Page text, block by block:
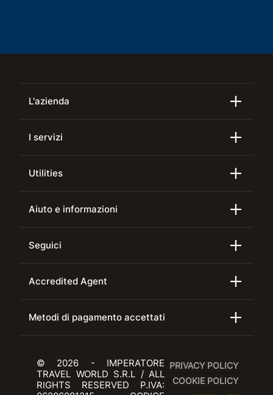
L'azienda
I servizi
Utilities
Aiuto e informazioni
Seguici
Accredited Agent
Metodi di pagamento accettati
© 2026 - IMPERATORE
TRAVEL WORLD S.R.L / ALL
RIGHTS RESERVED P.IVA:
PRIVACY POLICY
COOKIE POLICY